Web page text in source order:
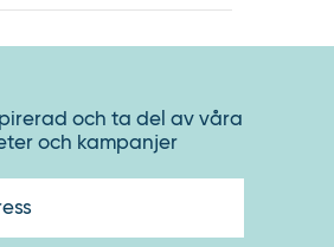
och ta del av våra
och kampanjer